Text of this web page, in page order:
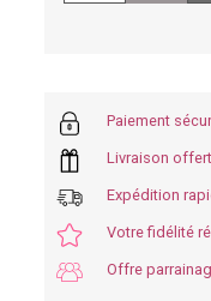
Paiement
Livraison
Expédition
Votre fidélité
Offre